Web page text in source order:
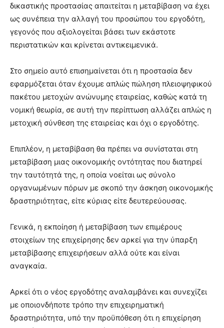
δικαστικής προστασίας απαιτείται η μεταβίβαση να έχει
ως συνέπεια την αλλαγή του προσώπου του εργοδότη,
γεγονός που αξιολογείται βάσει των εκάστοτε
περιστατικών και κρίνεται αντικειμενικά.
Στο σημείο αυτό επισημαίνεται ότι η προστασία δεν
εφαρμόζεται όταν έχουμε απλώς πώληση πλειοψηφικού
πακέτου μετοχών ανώνυμης εταιρείας, καθώς κατά τη
νομική θεωρία, σε αυτή την περίπτωση αλλάζει απλώς η
μετοχική σύνθεση της εταιρείας και όχι ο εργοδότης.
Επιπλέον, η μεταβίβαση θα πρέπει να συνίσταται στη
μεταβίβαση μιας οικονομικής οντότητας που διατηρεί
την ταυτότητά της, η οποία νοείται ως σύνολο
οργανωμένων πόρων με σκοπό την άσκηση οικονομικής
δραστηριότητας, είτε κύριας είτε δευτερεύουσας.
Γενικά, η εκποίηση ή μεταβίβαση των επιμέρους
στοιχείων της επιχείρησης δεν αρκεί για την ύπαρξη
μεταβίβασης επιχειρήσεων αλλά ούτε και είναι
αναγκαία.
Αρκεί ότι ο νέος εργοδότης αναλαμβάνει και συνεχίζει
με οποιονδήποτε τρόπο την επιχειρηματική
δραστηριότητα, υπό την προϋπόθεση ότι η επιχείρηση